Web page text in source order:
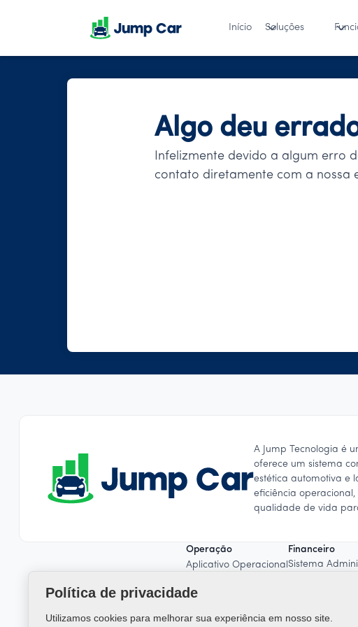
Início Soluções
Algo deu
Infelizmente devido a algum erro
contato diretamente com a nossa
A Jump Tecnologia é
oferece um sistema
estética automotiva e
eficiência
qualidade de vida
Operação
Aplicativo Operacional
Sistema OCR
Financeiro
Sistema
Gestão de
Gestão de
Folha de
Emissão de
Política de privacidade
Utilizamos cookies para melhorar sua experiência em nosso site.